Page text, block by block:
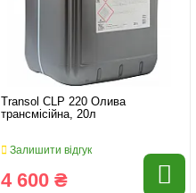
Transol CLP 220 Олива
трансмісійна, 20л
Залишити відгук
4 600 ₴